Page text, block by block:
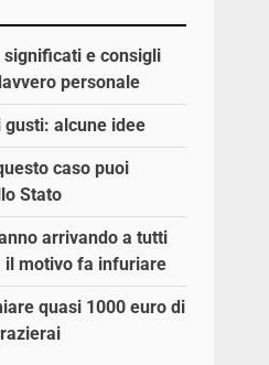
e consigli
personale
gusti: alcune idee
caso puoi
Stato
arrivando a tutti
il motivo fa infuriare
quasi 1000 euro di